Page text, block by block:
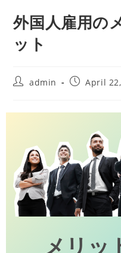
外国人雇用の
ット
admin April
メリッ